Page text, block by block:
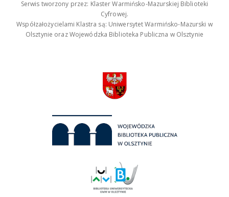
Serwis tworzony przez: Klaster Warmińsko-Mazurskiej Biblioteki
Cyfrowej.
Współzałożycielami Klastra są: Uniwersytet Warmińsko-Mazurski w
Olsztynie oraz Wojewódzka Biblioteka Publiczna w Olsztynie